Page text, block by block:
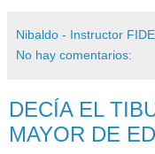
Nibaldo - Instructor
No hay comentarios:
DECÍA EL
MAYOR DE